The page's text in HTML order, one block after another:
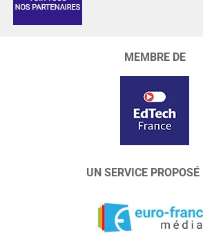
MEMBRE DE
UN SERVICE PROPOSÉ